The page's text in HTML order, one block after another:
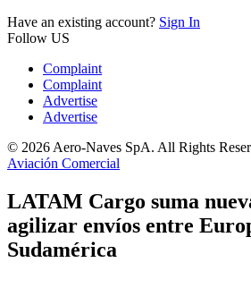
Have an existing account? Sign In
Follow US
Complaint
Complaint
Advertise
Advertise
© 2026 Aero-Naves SpA. All Rights
Aviación Comercial
LATAM Cargo suma
agilizar envíos entre
Sudamérica